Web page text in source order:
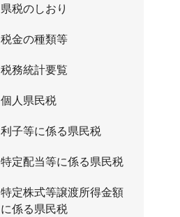
県税のしおり
税金の種類等
税務統計要覧
個人県民税
利子等に係る県民税
特定配当等に係る県民税
特定株式等譲渡所得金額
に係る県民税